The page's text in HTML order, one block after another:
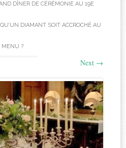
DÎNER DE CÉRÉMONIE AU 19E
DIAMANT SOIT ACCROCHÉ AU
MENU ?
Next →